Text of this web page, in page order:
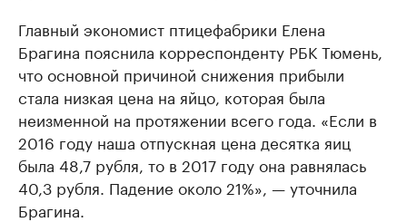
Главный экономист птицефабрики Елена
Брагина пояснила корреспонденту РБК Тюмень,
что основной причиной снижения прибыли
стала низкая цена на яйцо, которая была
неизменной на протяжении всего года. «Если в
2016 году наша отпускная цена десятка яиц
была 48,7 рубля, то в 2017 году она равнялась
40,3 рубля. Падение около 21%», — уточнила
Брагина.